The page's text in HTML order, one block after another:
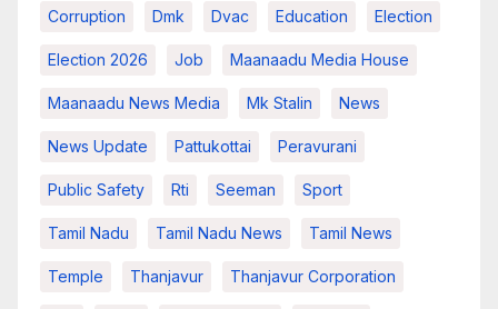
Corruption Dmk Dvac Education Election
Election 2026 Job Maanaadu Media House
Maanaadu News Media Mk Stalin News
News Update Pattukottai Peravurani
Public Safety Rti Seeman Sport
Tamil Nadu Tamil Nadu News Tamil News
Temple Thanjavur Thanjavur Corporation